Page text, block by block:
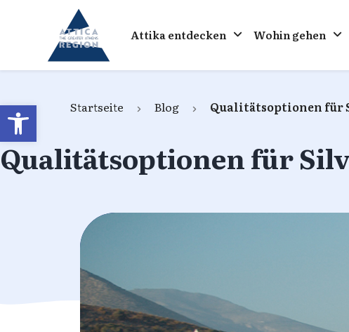
Open toolbar
Go to home
Attika entdecken Wohin gehen
Startseite Blog Qualitätsoptionen für
Qualitätsoptionen für